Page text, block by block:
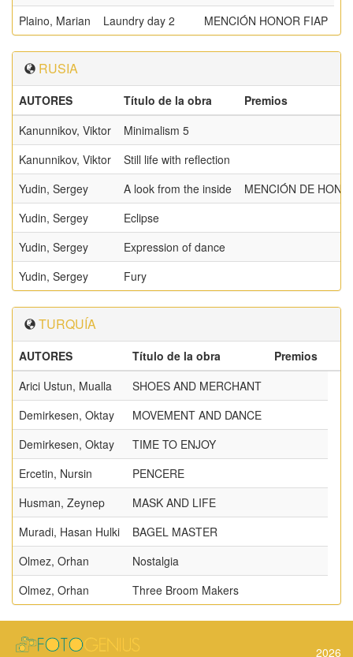
Plaino, Marian
Laundry day 2 MENCIÓN HONOR FIAP
RUSIA
AUTORES Título de la obra
Premios
Kanunnikov, Viktor
Minimalism 5
Kanunnikov, Viktor
Still life with reflection
Yudin, Sergey
A look from the inside
MENCIÓN DE
Yudin, Sergey
Eclipse
Yudin, Sergey
Expression of dance
Yudin, Sergey
Fury
TURQUÍA
AUTORES Título de la obra
Premios
Arici Ustun, Mualla
SHOES AND MERCHANT
Demirkesen, Oktay
MOVEMENT AND DANCE
Demirkesen, Oktay
TIME TO ENJOY
Ercetin, Nursin
PENCERE
Husman, Zeynep
MASK AND LIFE
Muradi, Hasan Hulki
BAGEL MASTER
Olmez, Orhan
Nostalgia
Olmez, Orhan
Three Broom Makers
2026